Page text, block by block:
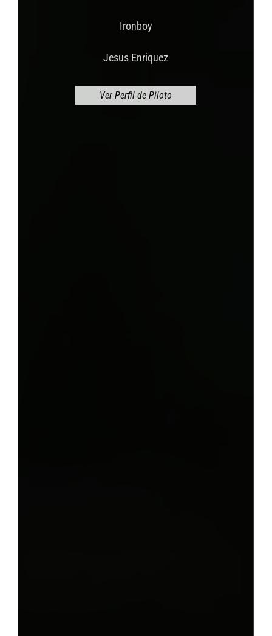
Ironboy
Jesus Enriquez
Ver Perfil de Piloto